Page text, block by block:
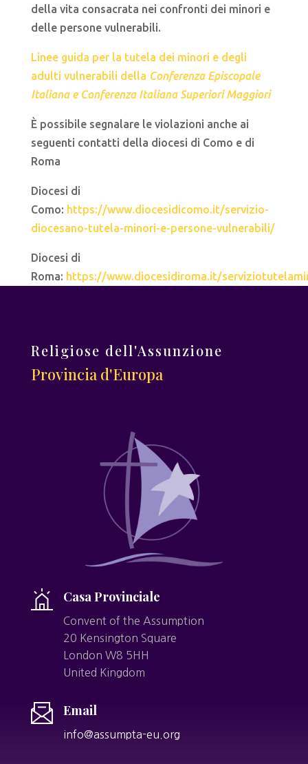
della vita consacrata nei confronti dei minori e
delle persone vulnerabili.
Linee guida per la tutela dei minori e degli
adulti vulnerabili della Conferenza Episcopale
Italiana e Conferenza Italiana Superiori Maggiori
È possibile segnalare le violazioni anche ai
seguenti contatti della diocesi di Como e di
Roma
Diocesi di
Como: https://www.diocesidicomo.it/servizio-
diocesano-tutela-minori-e-persone-vulnerabili/
Diocesi di
Roma: https://www.diocesidiroma.it/
Religiose dell'Assunzione
Provincia d'Europa
Casa Provinciale
Convent of the Assumption
20 Kensington Square
London W8 5HH
United Kingdom
Email
info@assumpta-eu.org